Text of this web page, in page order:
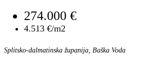
274.000 €
4.513 €/m2
Splitsko-dalmatinska županija, Baška Voda